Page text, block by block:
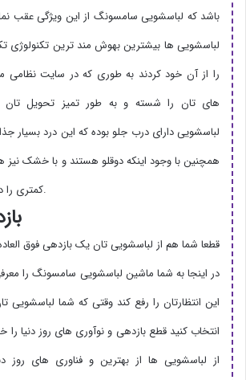
باشد که لباسشویی سامسونگ از این ویژگی عقب
لباسشویی ها بیشترین بهوش مند ترین تکنولوژی
را از آن خود کردند به طوری که در سایت نظامی
های تان را شسته و به طور تمیز تحویل
لباسشویی دارای درب جلو بوده که این درد بسیار
همچنین با وجود اینکه دوقلو هستند و با خشک
کمتری را در منزل خواهد گرفت.
قطعا شما هم از لباسشویی تان یک بازدهی فوق العاده
در اینجا به شما ماشین لباسشویی سامسونگ را
این انتظارتان را رفع کند وقتی که شما لباسشویی
انتخاب کنید قطع بازدهی و نوآوری های روز دنیا را
از لباسشویی ها از بهترین و فناوری های روز